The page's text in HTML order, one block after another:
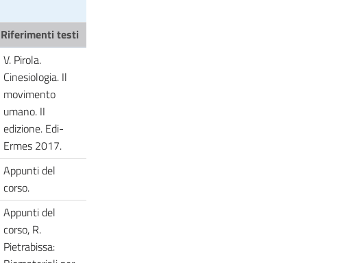
Riferimenti testi
V. Pirola.
Cinesiologia. Il
movimento
umano. II
edizione. Edi-
Ermes 2017.
Appunti del
corso.
Appunti del
corso, R.
Pietrabissa: